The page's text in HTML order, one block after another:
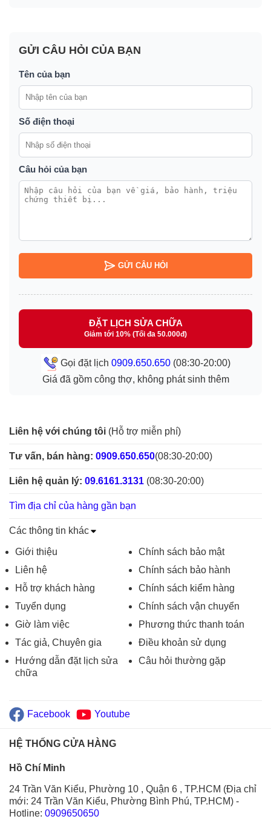
GỬI CÂU HỎI CỦA BẠN
Tên của bạn
Số điện thoại
Câu hỏi của bạn
GỬI CÂU HỎI
ĐẶT LỊCH SỬA CHỮA
Giảm tới 10% (Tối đa 50.000đ)
Gọi đặt lịch 0909.650.650(08:30-20:00)
Giá đã gồm công thợ, không phát sinh thêm
Liên hệ với chúng tôi (Hỗ trợ miễn phí)
Tư vấn, bán hàng: 0909.650.650(08:30-20:00)
Liên hệ quản lý: 09.6161.3131 (08:30-20:00)
Tìm địa chỉ của hàng gần bạn
Các thông tin khác
Giới thiệu
Liên hệ
Hỗ trợ khách hàng
Tuyển dụng
Giờ làm việc
Tác giả, Chuyên gia
Hướng dẫn đặt lịch sửa
chữa
Chính sách bảo mật
Chính sách bảo hành
Chính sách kiểm hàng
Chính sách vận chuyển
Phương thức thanh toán
Điều khoản sử dụng
Câu hỏi thường gặp
Facebook Youtube
HỆ THỐNG CỬA HÀNG
Hồ Chí Minh
24 Trần Văn Kiểu, Phường 10 , Quận 6 , TP.HCM (Địa chỉ
mới: 24 Trần Văn Kiểu, Phường Bình Phú, TP.HCM) -
Hotline: 0909650650